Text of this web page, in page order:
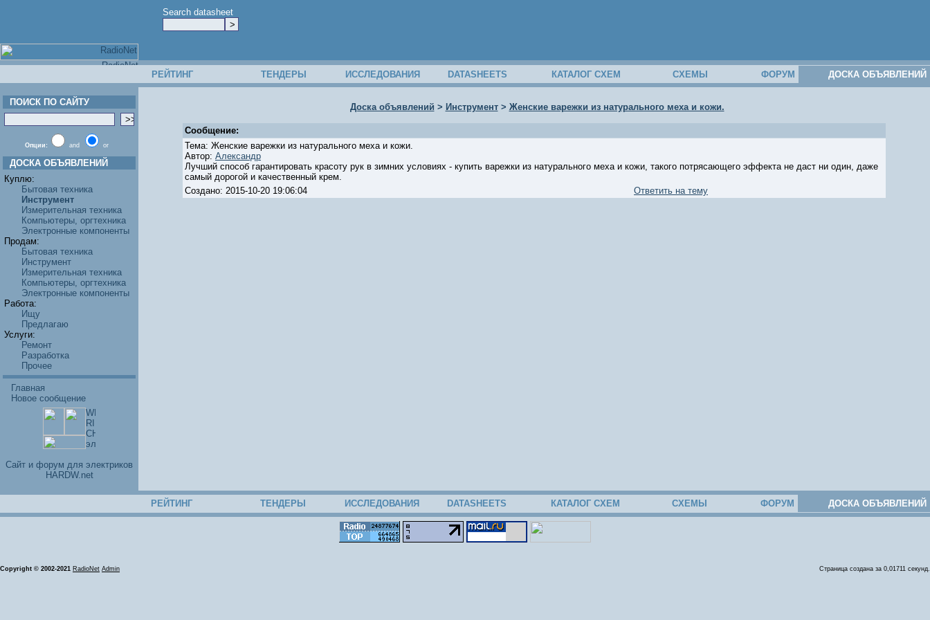
Search datasheet
РЕЙТИНГ ТЕНДЕРЫ ИССЛЕДОВАНИЯ DATASHEETS КАТАЛОГ СХЕМ СХЕМЫ ФОРУМ ДОСКА ОБЪЯВЛЕНИЙ
ПОИСК ПО САЙТУ
Опции: and or
ДОСКА ОБЪЯВЛЕНИЙ
Куплю:
Бытовая техника
Инструмент
Измерительная техника
Компьютеры, оргтехника
Электронные компоненты
Продам:
Бытовая техника
Инструмент
Измерительная техника
Компьютеры, оргтехника
Электронные компоненты
Работа:
Ищу
Предлагаю
Услуги:
Ремонт
Разработка
Прочее
Главная
Новое сообщение
Cайт и форум для электриков
HARDW.net
Доска объявлений > Инструмент> Женские варежки из натурального меха и кожи.
Сообщение:
Тема: Женские варежки из натурального меха и кожи.
Автор: Александр
Лучший способ гарантировать красоту рук в зимних условиях - купить варежки из натурального меха и кожи, такого потрясающего эффекта не даст ни один, даже
самый дорогой и качественный крем.
Создано: 2015-10-20 19:06:04
Ответить на тему
РЕЙТИНГ ТЕНДЕРЫ ИССЛЕДОВАНИЯ DATASHEETS КАТАЛОГ СХЕМ СХЕМЫ ФОРУМ ДОСКА ОБЪЯВЛЕНИЙ
Copyright © 2002-2021 RadioNet Admin Страница создана за 0,01711 секунд.